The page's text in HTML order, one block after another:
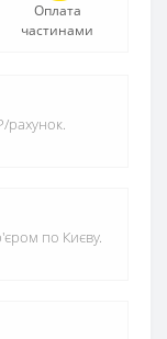
Оплата
частинами
рахунок.
по Києву.